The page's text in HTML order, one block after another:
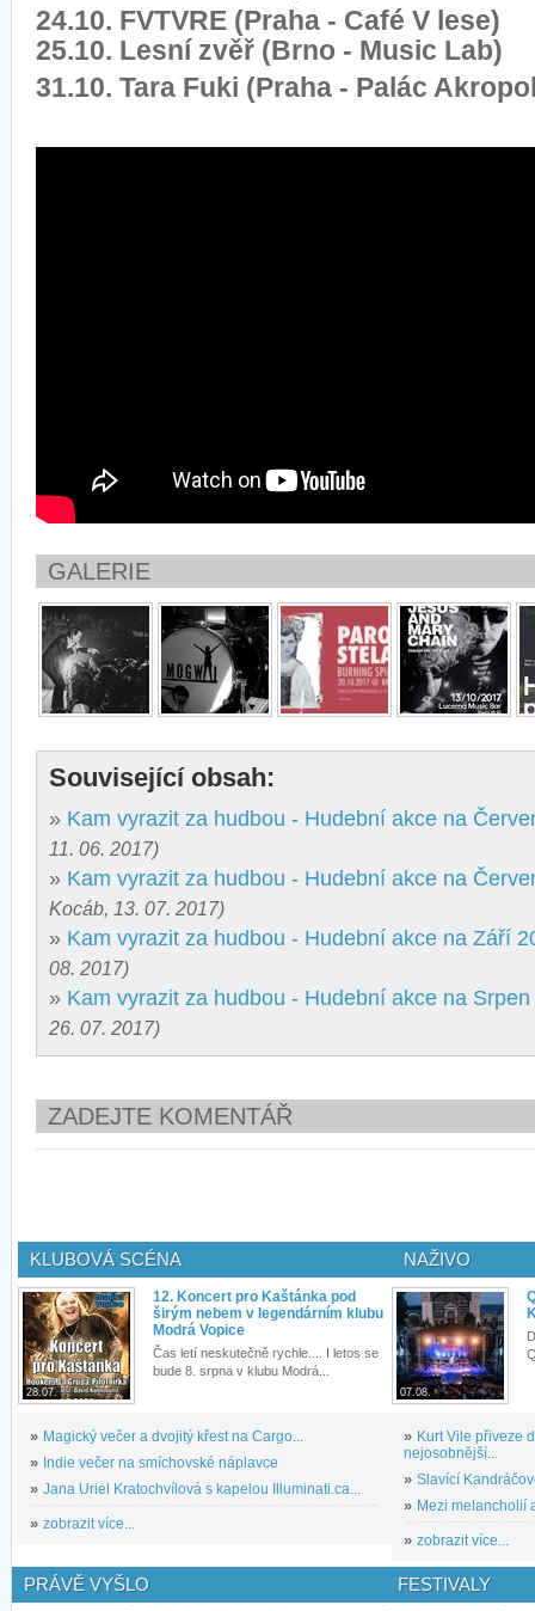
24.10. FVTVRE (Praha - Café V lese)
25.10. Lesní zvěř (Brno - Music Lab)
31.10. Tara Fuki (Praha - Palác
GALERIE
Související obsah:
» Kam vyrazit za hudbou - Hudební akce na
11. 06. 2017)
» Kam vyrazit za hudbou - Hudební akce na
Kocáb, 13. 07. 2017)
» Kam vyrazit za hudbou - Hudební akce na Září
08. 2017)
» Kam vyrazit za hudbou - Hudební akce na
26. 07. 2017)
ZADEJTE KOMENTÁŘ
KLUBOVÁ SCÉNA
28.07.
12. Koncert pro Kaštánka pod
širým nebem v legendárním klubu
Modrá Vopice
Čas letí neskutečně rychle.... I letos se
bude 8. srpna v klubu Modrá...
» Magický večer a dvojitý křest na Cargo...
» Indie večer na smíchovské náplavce
» Jana Uriel Kratochvílová s kapelou Illuminati.ca...
» zobrazit více...
NAŽIVO
07.08.
» Kurt Vile přiveze
nejosobnější...
» Slavící
» Mezi melancholií
» zobrazit více...
PRÁVĚ VYŠLO FESTIVALY